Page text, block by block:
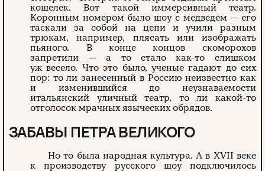
кошелек. Вот такой иммерсивный театр.
Коронным номером было шоу с медведем — его
таскали за собой на цепи и учили разным
трюкам, например, плясать или изображать
пьяного. В конце концов скоморохов
запретили — а то стало как-то слишком
уж весело. Что это было, ученые гадают до сих
пор: то ли занесенный в Россию неизвестно как
и изменившийся до неузнаваемости
итальянский уличный театр, то ли какой-то
отголосок мрачных языческих обрядов.
ЗАБАВЫ ПЕТРА ВЕЛИКОГО
Но то была народная культура. А в XVII веке
к производству русского шоу подключилось